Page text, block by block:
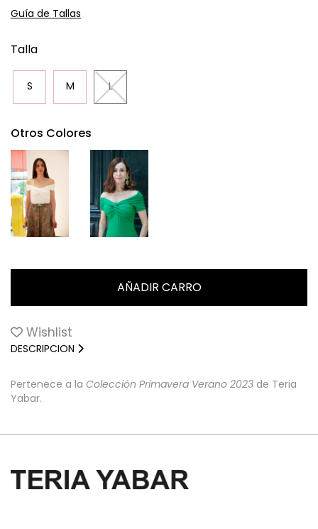
Guía de Tallas
Talla
S M L
Otros Colores
Wishlist
DESCRIPCION
Pertenece a la Colección Primavera Verano 2023 de Teria
Yabar.